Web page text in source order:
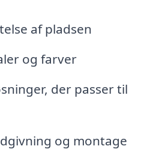
af pladsen
og farver
der passer til
og montage